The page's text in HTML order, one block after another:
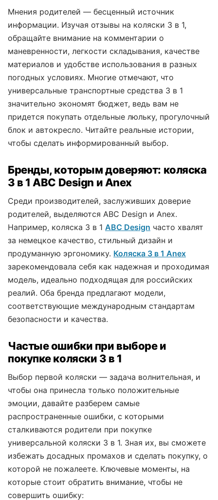
Мнения родителей — бесценный источник
информации. Изучая отзывы на коляски 3 в 1,
обращайте внимание на комментарии о
маневренности, легкости складывания, качестве
материалов и удобстве использования в разных
погодных условиях. Многие отмечают, что
универсальные транспортные средства 3 в 1
значительно экономят бюджет, ведь вам не
придется покупать отдельные люльку, прогулочный
блок и автокресло. Читайте реальные истории,
чтобы сделать информированный выбор.
Бренды, которым доверяют: коляска
3 в 1 ABC Design и Anex
Среди производителей, заслуживших доверие
родителей, выделяются ABC Design и Anex.
Например, коляска 3 в 1 ABC Design часто хвалят
за немецкое качество, стильный дизайн и
продуманную эргономику. Коляска 3 в 1 Anex
зарекомендовала себя как надежная и проходимая
модель, идеально подходящая для российских
реалий. Оба бренда предлагают модели,
соответствующие международным стандартам
безопасности и качества.
Частые ошибки при выборе и
покупке коляски 3 в 1
Выбор первой коляски — задача волнительная, и
чтобы она принесла только положительные
эмоции, давайте разберем самые
распространенные ошибки, с которыми
сталкиваются родители при покупке
универсальной коляски 3 в 1. Зная их, вы сможете
избежать досадных промахов и сделать покупку, о
которой не пожалеете. Ключевые моменты, на
которые стоит обратить внимание, чтобы не
совершить ошибку: